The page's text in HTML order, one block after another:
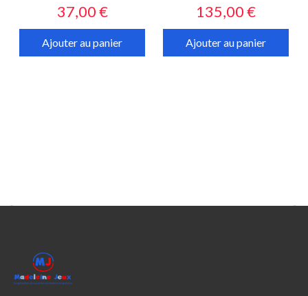
Prix
37,00 €
Ajouter au panier
Prix
135,00 €
Ajouter au panier
 